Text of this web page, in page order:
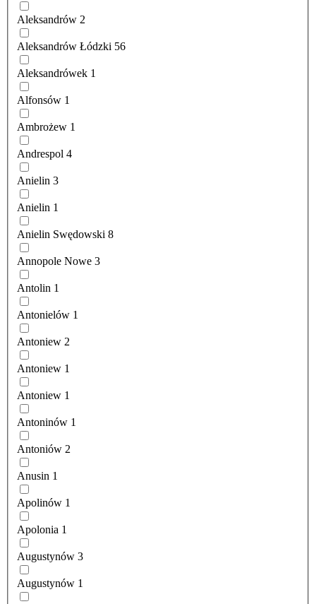
Aleksandrów 2
Aleksandrów Łódzki 56
Aleksandrówek 1
Alfonsów 1
Ambrożew 1
Andrespol 4
Anielin 3
Anielin 1
Anielin Swędowski 8
Annopole Nowe 3
Antolin 1
Antonielów 1
Antoniew 2
Antoniew 1
Antoniew 1
Antoninów 1
Antoniów 2
Anusin 1
Apolinów 1
Apolonia 1
Augustynów 3
Augustynów 1